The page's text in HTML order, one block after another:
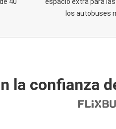
los autobuses
la confianza